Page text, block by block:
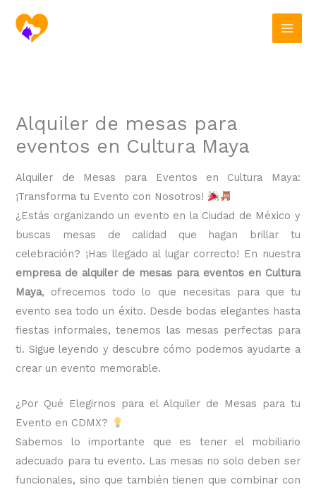
contenido
Alquiler de mesas para
eventos en Cultura Maya
Alquiler de Mesas para Eventos en Cultura Maya:
¡Transforma tu Evento con Nosotros!
¿Estás organizando un evento en la Ciudad de México y
buscas mesas de calidad que hagan brillar tu
celebración? ¡Has llegado al lugar correcto! En nuestra
empresa de alquiler de mesas para eventos en Cultura
Maya, ofrecemos todo lo que necesitas para que tu
evento sea todo un éxito. Desde bodas elegantes hasta
fiestas informales, tenemos las mesas perfectas para
ti. Sigue leyendo y descubre cómo podemos ayudarte a
crear un evento memorable.
¿Por Qué Elegirnos para el Alquiler de Mesas para tu
Evento en CDMX?
Sabemos lo importante que es tener el mobiliario
adecuado para tu evento. Las mesas no solo deben ser
funcionales, sino que también tienen que combinar con